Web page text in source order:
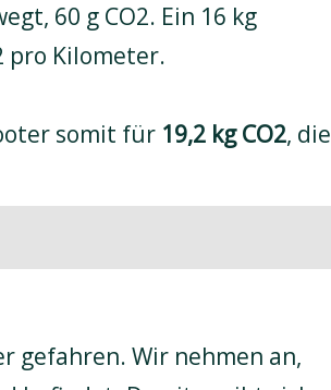
60 g CO2. Ein 16 kg
pro Kilometer.
somit für 19,2 kg CO2, die
gefahren. Wir nehmen an,